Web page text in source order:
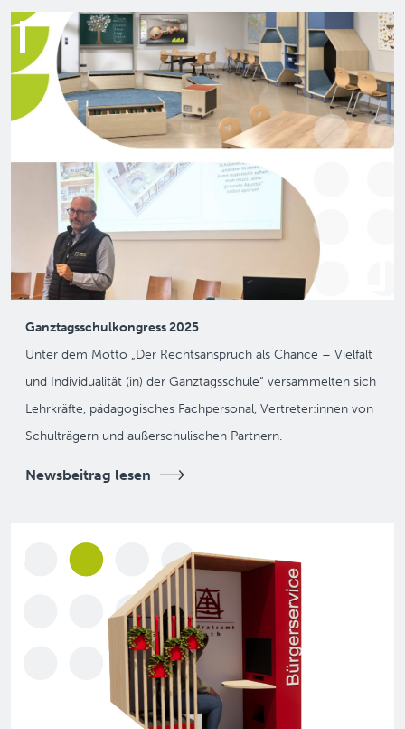
Ganztagsschulkongress 2025
Unter dem Motto „Der Rechtsanspruch als Chance – Vielfalt
und Individualität (in) der Ganztagsschule“ versammelten sich
Lehrkräfte, pädagogisches Fachpersonal, Vertreter:innen von
Schulträgern und außerschulischen Partnern.
Newsbeitrag lesen